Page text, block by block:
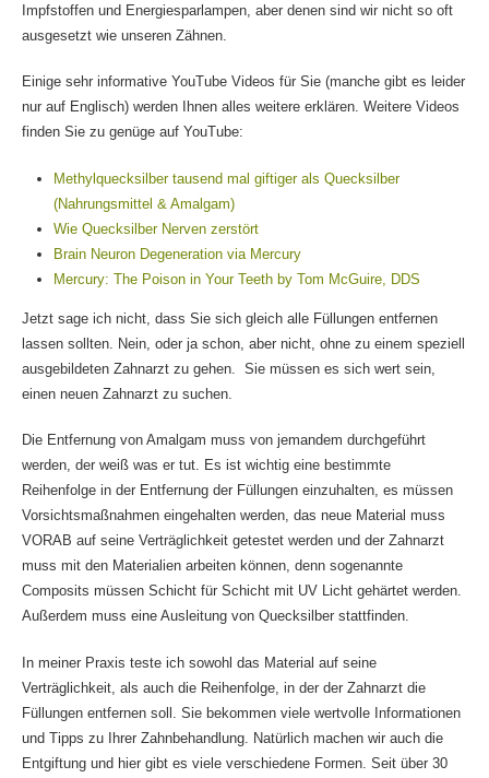
Impfstoffen und Energiesparlampen, aber denen sind wir nicht so oft
ausgesetzt wie unseren Zähnen.
Einige sehr informative YouTube Videos für Sie (manche gibt es leider
nur auf Englisch) werden Ihnen alles weitere erklären. Weitere Videos
finden Sie zu genüge auf YouTube:
Methylquecksilber tausend mal giftiger als Quecksilber
(Nahrungsmittel & Amalgam)
Wie Quecksilber Nerven zerstört
Brain Neuron Degeneration via Mercury
Mercury: The Poison in Your Teeth by Tom McGuire, DDS
Jetzt sage ich nicht, dass Sie sich gleich alle Füllungen entfernen
lassen sollten. Nein, oder ja schon, aber nicht, ohne zu einem speziell
ausgebildeten Zahnarzt zu gehen. Sie müssen es sich wert sein,
einen neuen Zahnarzt zu suchen.
Die Entfernung von Amalgam muss von jemandem durchgeführt
werden, der weiß was er tut. Es ist wichtig eine bestimmte
Reihenfolge in der Entfernung der Füllungen einzuhalten, es müssen
Vorsichtsmaßnahmen eingehalten werden, das neue Material muss
VORAB auf seine Verträglichkeit getestet werden und der Zahnarzt
muss mit den Materialien arbeiten können, denn sogenannte
Composits müssen Schicht für Schicht mit UV Licht gehärtet werden.
Außerdem muss eine Ausleitung von Quecksilber stattfinden.
In meiner Praxis teste ich sowohl das Material auf seine
Verträglichkeit, als auch die Reihenfolge, in der der Zahnarzt die
Füllungen entfernen soll. Sie bekommen viele wertvolle Informationen
und Tipps zu Ihrer Zahnbehandlung. Natürlich machen wir auch die
Entgiftung und hier gibt es viele verschiedene Formen. Seit über 30